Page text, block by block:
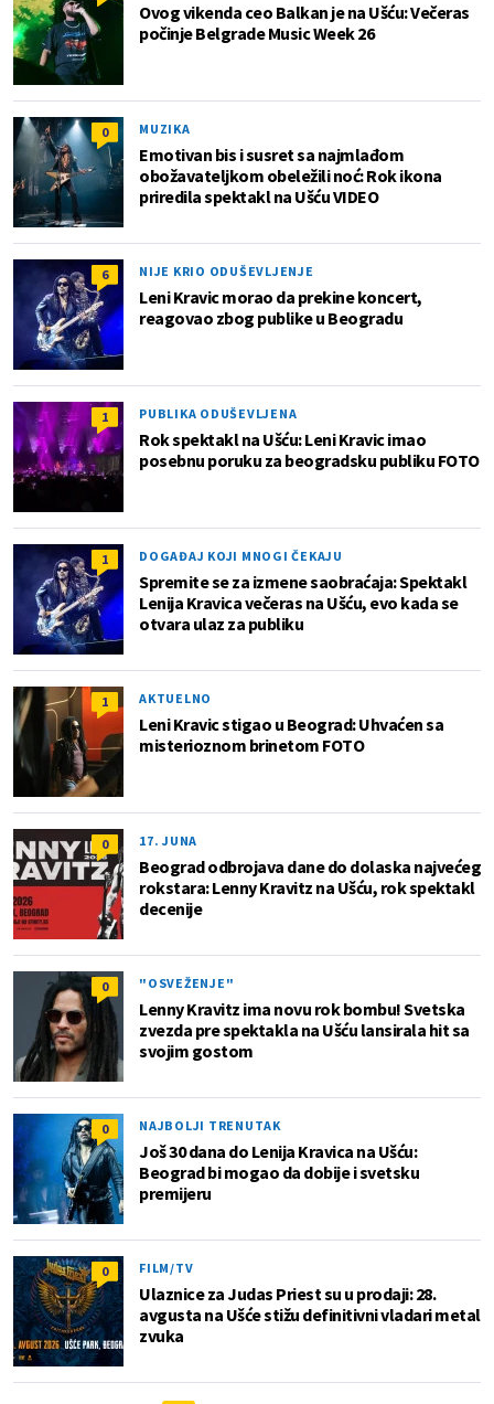
Ovog vikenda ceo Balkan je na Ušću: Večeras
počinje Belgrade Music Week 26
0 MUZIKA
Emotivan bis i susret sa najmlađom
obožavateljkom obeležili noć: Rok ikona
priredila spektakl na Ušću VIDEO
6 NIJE KRIO ODUŠEVLJENJE
Leni Kravic morao da prekine koncert,
reagovao zbog publike u Beogradu
1 PUBLIKA ODUŠEVLJENA
Rok spektakl na Ušću: Leni Kravic imao
posebnu poruku za beogradsku publiku FOTO
1 DOGAĐAJ KOJI MNOGI ČEKAJU
Spremite se za izmene saobraćaja: Spektakl
Lenija Kravica večeras na Ušću, evo kada se
otvara ulaz za publiku
1 AKTUELNO
Leni Kravic stigao u Beograd: Uhvaćen sa
misterioznom brinetom FOTO
0 17. JUNA
Beograd odbrojava dane do dolaska najvećeg
rokstara: Lenny Kravitz na Ušću, rok spektakl
decenije
0 "OSVEŽENJE"
Lenny Kravitz ima novu rok bombu! Svetska
zvezda pre spektakla na Ušću lansirala hit sa
svojim gostom
0 NAJBOLJI TRENUTAK
Još 30 dana do Lenija Kravica na Ušću:
Beograd bi mogao da dobije i svetsku
premijeru
0 FILM/TV
Ulaznice za Judas Priest su u prodaji: 28.
avgusta na Ušće stižu definitivni vladari metal
zvuka